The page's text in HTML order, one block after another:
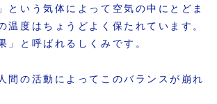
という気体によって空気の中にとどま
温度はちょうどよく保たれています。
」と呼ばれるしくみです。
間の活動によってこのバランスが崩れ